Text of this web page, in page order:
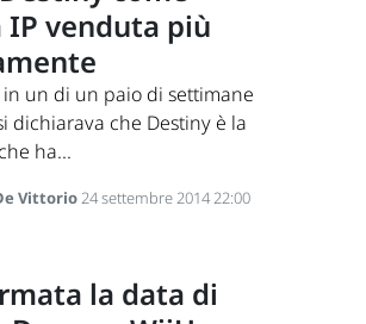
IP venduta più
un di un paio di settimane
dichiarava che Destiny è la
ha...
Vittorio24 settembre 2014 22:00
la data di